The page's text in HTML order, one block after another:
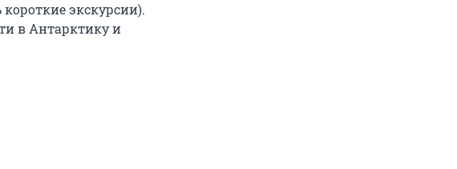
экскурсии).
в Антарктику и